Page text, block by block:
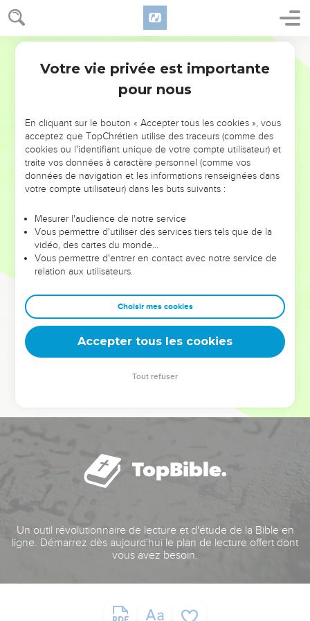
NE MANQUEZ PAS L’ÉVÉNEMENT
DE L’ANNÉE !
ET SI LEURS ERREURS POUVAIENT VOUS ÉVITER LES
VOTRES ?
leur foi ou leur vision. Mais on voit moins les doutes, les erreurs
et les saisons difficiles qu'ils ont traversés, alors même que ce
sont elles qui les ont façonnés.
Dans cette conférence, leaders, entrepreneurs, et responsables
clés pour avancer avec plus de sagesse afin que leurs erreurs
deviennent vos tremplins. Que vous guidiez un ministère, une
équipe, un groupe ou une famille, leur expérience est faite
Un outil révolutionnaire de lecture et d'étude de la Bible en
ligne. Démarrez dès aujourd'hui le plan de lecture offert dont
vous avez besoin.
Votre vie privée est importante
pour nous
En cliquant sur le bouton « Accepter tous les cookies », vous
acceptez que TopChrétien utilise des traceurs (comme des
cookies ou l'identifiant unique de votre compte utilisateur) et
traite vos données à caractère personnel (comme vos
données de navigation et les informations renseignées dans
votre compte utilisateur) dans les buts suivants :
Mesurer l'audience de notre service
Vous permettre d'utiliser des services tiers tels que de la
vidéo, des cartes du monde…
Vous permettre d'entrer en contact avec notre service de
relation aux utilisateurs.
Choisir mes cookies
Accepter tous les cookies
Tout refuser